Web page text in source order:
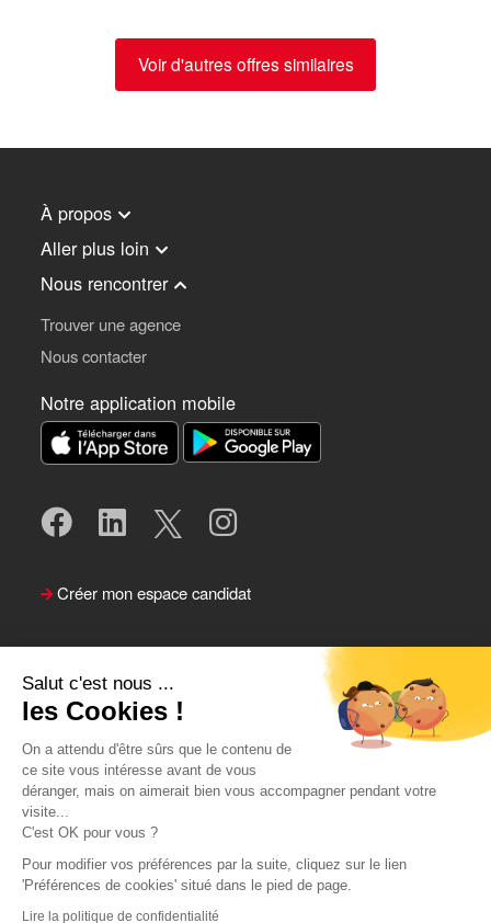
Salut c'est nous ...
les Cookies !
On a attendu d'être sûrs que le contenu de
ce site vous intéresse avant de vous
déranger, mais on aimerait bien vous accompagner pendant votre
visite...
C'est OK pour vous ?
Pour modifier vos préférences par la suite, cliquez sur le lien
'Préférences de cookies' situé dans le pied de page.
Lire la politique de confidentialité
Voir d'autres offres similaires
À propos
Aller plus loin
Nous rencontrer
Trouver une agence
Nous contacter
Notre application mobile
Créer mon espace candidat